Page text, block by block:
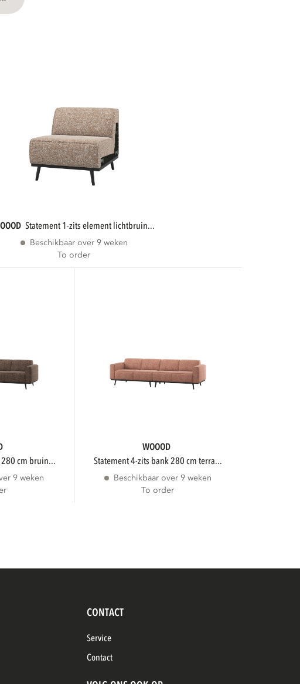
statement 1-zits element lichtbruin...
Beschikbaar over 9 weken
To order
280 cm bruin...
9 weken
WOOOD
statement 4-zits bank 280 cm terra...
Beschikbaar over 9 weken
To order
CONTACT
Service
Contact